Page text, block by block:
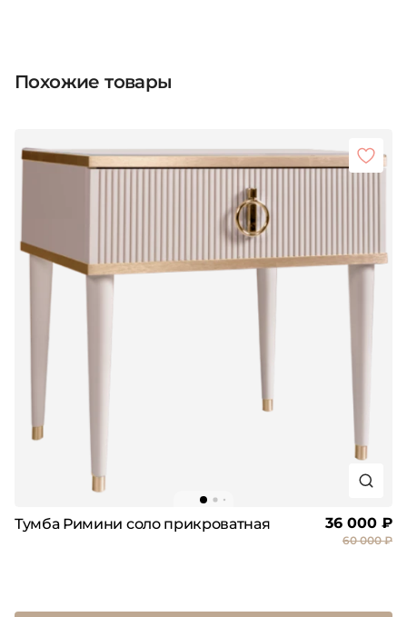
Похожие товары
Тумба Римини соло прикроватная 36 000 ₽
60 000 ₽